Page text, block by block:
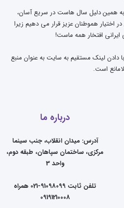
همین دلیل سال هاست در سریع آسان،
اختیار هموطنان عزیز قرار می دهیم زیرا
ایرانی افتخار همه ماست!
دادن لینک مستقیم به سایت به عنوان منبع
است.
درباره ما
آدرس: میدان انقلاب، جنب سینما
مرکزی، ساختمان سپاهان، طبقه دوم،
واحد 3
تلفن ثابت 91098099-021 همراه
09191210008